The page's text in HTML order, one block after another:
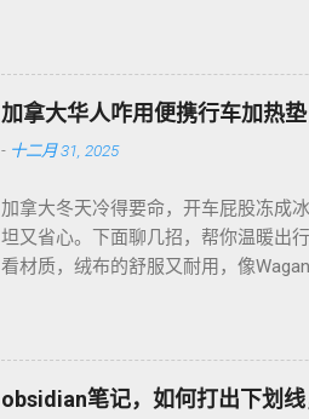
每周磨一次，存密封罐，早上冲杯
货。 便携咖啡磨豆机 让德国华人租
加拿大华人咋用便携行车加热
- 十二月 31, 2025
加拿大冬天冷得要命，开车屁股冻成
坦又省心。下面聊几招，帮你温暖出
看材质，绒布的舒服又耐用，像
天开车，加热垫开低档，20分钟省
币能淘好货。 便携行车加热垫 让加
obsidian笔记，如何打出下划